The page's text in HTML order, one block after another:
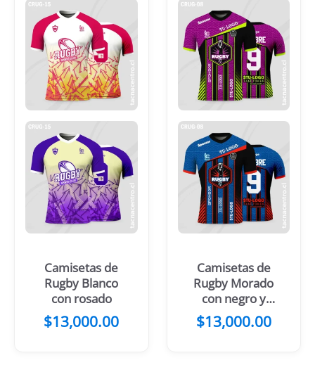
Camisetas de
Rugby Blanco
con rosado
$13,000.00
Camisetas de
Rugby Morado
con negro y
verde
$13,000.00